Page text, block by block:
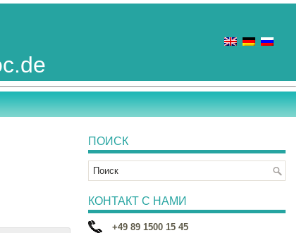
ПОИСК
КОНТАКТ С НАМИ
+49 89 1500 15 45